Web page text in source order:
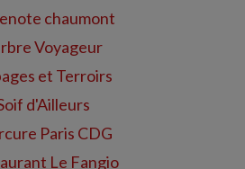
chaumont
Voyageur
et Terroirs
d'Ailleurs
Paris CDG
Le Fangio